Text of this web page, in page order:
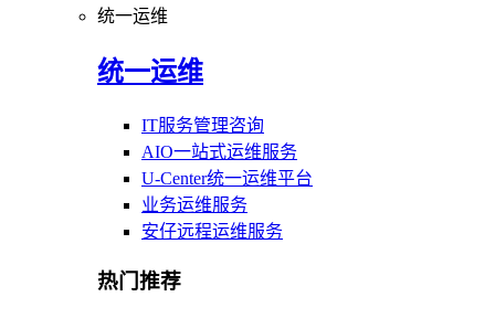
统一运维
统一运维
IT服务管理咨询
AIO一站式运维服务
U-Center统一运维平台
业务运维服务
安仔远程运维服务
热门推荐